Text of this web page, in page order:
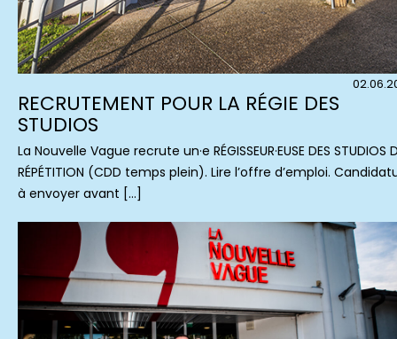
RECRUTEMENT POUR LA RÉGIE DES
STUDIOS
La Nouvelle Vague recrute un·e RÉGISSEUR·EUSE DES STUDIOS
RÉPÉTITION (CDD temps plein). Lire l’offre d’emploi.
à envoyer avant […]